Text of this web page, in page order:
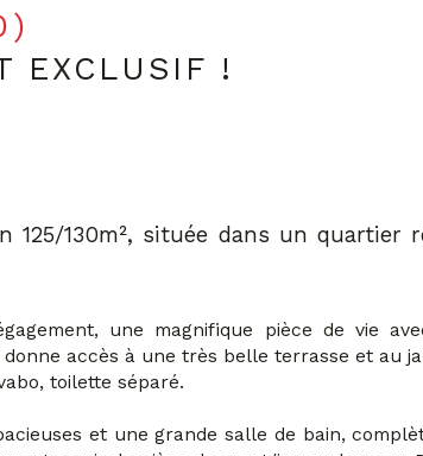
EXCLUSIF !
125/130m², située dans un
une magnifique pièce de vie
accès à une très belle terrasse et au
toilette séparé.
et une grande salle de bain,